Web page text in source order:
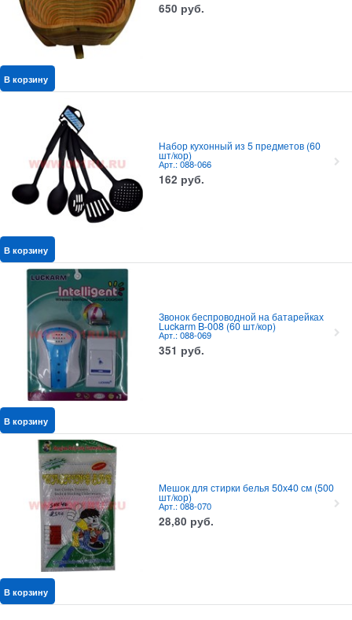
650 руб.
В корзину
Набор кухонный из 5 предметов (60
шт/кор)
Арт.: 088-066
162 руб.
В корзину
Звонок беспроводной на батарейках
Luckarm B-008 (60 шт/кор)
Арт.: 088-069
351 руб.
В корзину
Мешок для стирки белья 50х40 см (500
шт/кор)
Арт.: 088-070
28,80 руб.
В корзину